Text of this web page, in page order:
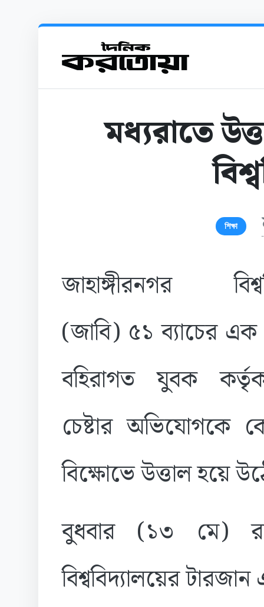
মধ্যরাতে
শিক্ষা
জাহাঙ্গীরনগর
(জাবি) ৫১ ব্যাচের এক
বহিরাগত যুবক
চেষ্টার অভিযোগকে
বিক্ষোভে উত্তাল হয়ে
বুধবার (১৩ মে)
বিশ্ববিদ্যালয়ের